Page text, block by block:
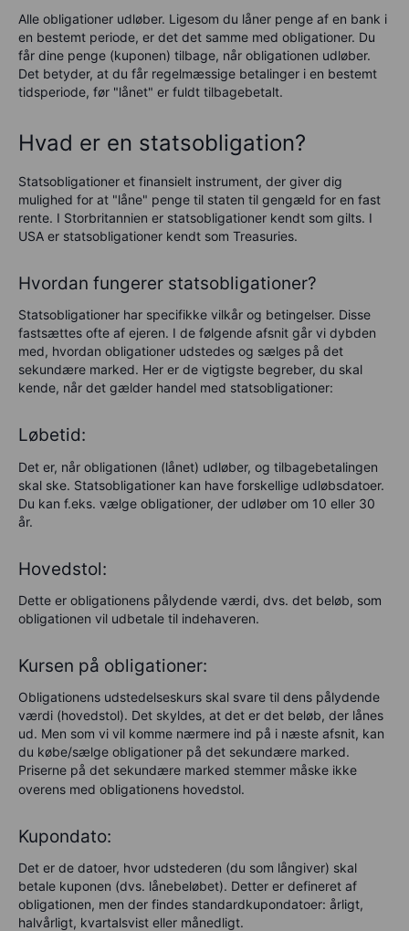
Alle obligationer udløber. Ligesom du låner penge af en bank i
en bestemt periode, er det det samme med obligationer. Du
får dine penge (kuponen) tilbage, når obligationen udløber.
Det betyder, at du får regelmæssige betalinger i en bestemt
tidsperiode, før "lånet" er fuldt tilbagebetalt.
Hvad er en statsobligation?
Statsobligationer et finansielt instrument, der giver dig
mulighed for at "låne" penge til staten til gengæld for en fast
rente. I Storbritannien er statsobligationer kendt som gilts. I
USA er statsobligationer kendt som Treasuries.
Hvordan fungerer statsobligationer?
Statsobligationer har specifikke vilkår og betingelser. Disse
fastsættes ofte af ejeren. I de følgende afsnit går vi dybden
med, hvordan obligationer udstedes og sælges på det
sekundære marked. Her er de vigtigste begreber, du skal
kende, når det gælder handel med statsobligationer:
Løbetid:
Det er, når obligationen (lånet) udløber, og tilbagebetalingen
skal ske. Statsobligationer kan have forskellige udløbsdatoer.
Du kan f.eks. vælge obligationer, der udløber om 10 eller 30
år.
Hovedstol:
Dette er obligationens pålydende værdi, dvs. det beløb, som
obligationen vil udbetale til indehaveren.
Kursen på obligationer:
Obligationens udstedelseskurs skal svare til dens pålydende
værdi (hovedstol). Det skyldes, at det er det beløb, der lånes
ud. Men som vi vil komme nærmere ind på i næste afsnit, kan
du købe/sælge obligationer på det sekundære marked.
Priserne på det sekundære marked stemmer måske ikke
overens med obligationens hovedstol.
Kupondato:
Det er de datoer, hvor udstederen (du som långiver) skal
betale kuponen (dvs. lånebeløbet). Detter er defineret af
obligationen, men der findes standardkupondatoer: årligt,
halvårligt, kvartalsvist eller månedligt.